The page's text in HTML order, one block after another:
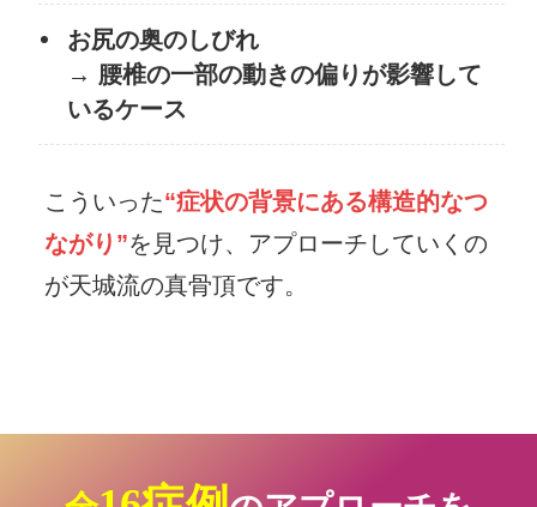
お尻の奥のしびれ
→ 腰椎の一部の動きの偏りが影響して
いるケース
こういった“症状の背景にある構造的なつ
ながり”を見つけ、
アプローチしていくの
が天城流の真骨頂です。